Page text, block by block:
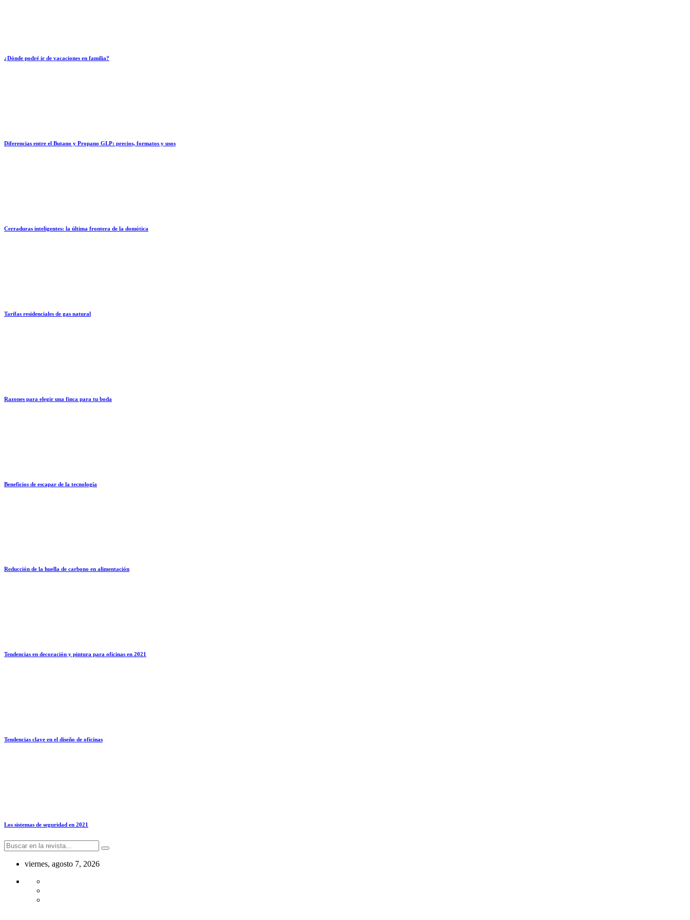
¿Dónde podré ir de vacaciones en familia?
Diferencias entre el Butano y Propano GLP: precios, formatos y usos
Cerraduras inteligentes: la última frontera de la domótica
Tarifas residenciales de gas natural
Razones para elegir una finca para tu boda
Beneficios de escapar de la tecnología
Reducción de la huella de carbono en alimentación
Tendencias en decoración y pintura para oficinas en 2021
Tendencias clave en el diseño de oficinas
Los sistemas de seguridad en 2021
viernes, agosto 7, 2026